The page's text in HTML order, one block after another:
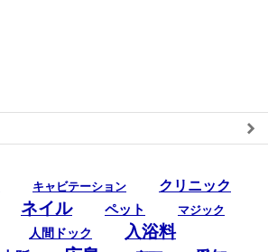
キャビテーション
クリニック
ネイル ペット マジック
人間ドック 入浴料